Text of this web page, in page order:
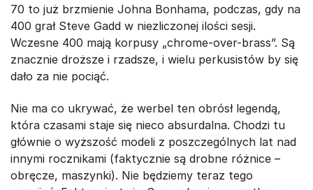
70 to już brzmienie Johna Bonhama, podczas, gdy na
400 grał Steve Gadd w niezliczonej ilości sesji.
Wczesne 400 mają korpusy „chrome-over-brass”. Są
znacznie droższe i rzadsze, i wielu perkusistów by się
dało za nie pociąć.
Nie ma co ukrywać, że werbel ten obrósł legendą,
która czasami staje się nieco absurdalna. Chodzi tu
głównie o wyższość modeli z poszczególnych lat nad
innymi rocznikami (faktycznie są drobne różnice –
obręcze, maszynki). Nie będziemy teraz tego